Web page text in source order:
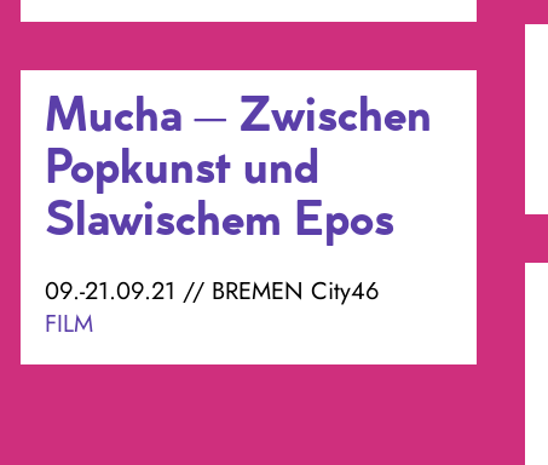
Mucha – Zwischen
Popkunst und
Slawischem Epos
09.-21.09.21 // BREMEN City46
FILM